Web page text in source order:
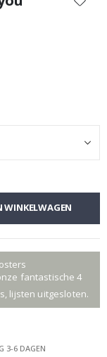
WINKELWAGEN
fantastische 4
lijsten uitgesloten.
3-6 DAGEN